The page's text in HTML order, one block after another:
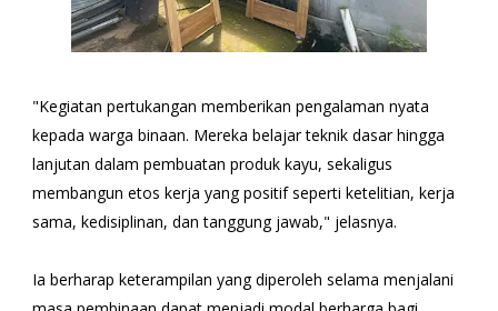
"Kegiatan pertukangan memberikan pengalaman nyata
kepada warga binaan. Mereka belajar teknik dasar hingga
lanjutan dalam pembuatan produk kayu, sekaligus
membangun etos kerja yang positif seperti ketelitian, kerja
sama, kedisiplinan, dan tanggung jawab," jelasnya.
Ia berharap keterampilan yang diperoleh selama menjalani